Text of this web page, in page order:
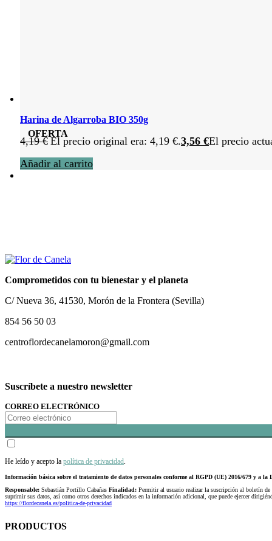
OFERTA
Harina de Algarroba BIO 350g
4,19€ El precio original era: 4,19 €.3,56 €El precio
Añadir al carrito
Comprometidos con tu bienestar y el planeta
C/ Nueva 36, 41530, Morón de la Frontera (Sevilla)
854 56 50 03
centroflordecanelamoron@gmail.com
Suscríbete a nuestro newsletter
CORREO ELECTRÓNICO
He leído y acepto la política de privacidad
Información básica sobre el tratamiento de datos personales conforme al RGPD (UE) 2016/679 y a la
Responsable: Sebastián Portillo Cabañas Finalidad: Permitir al usuario realizar la suscripción al boletín
suprimir sus datos, así como otros derechos indicados en la información adicional, que puede ejercer
https://flordecanela.es/politica-de-privacidad
PRODUCTOS